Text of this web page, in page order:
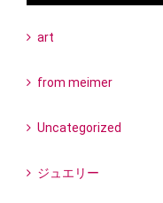
art
from meimer
Uncategorized
ジュエリー